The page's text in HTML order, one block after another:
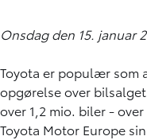
Onsdag den 15. januar
Toyota er populær som
opgørelse over
over 1,2 mio. biler -
Toyota Motor Europe